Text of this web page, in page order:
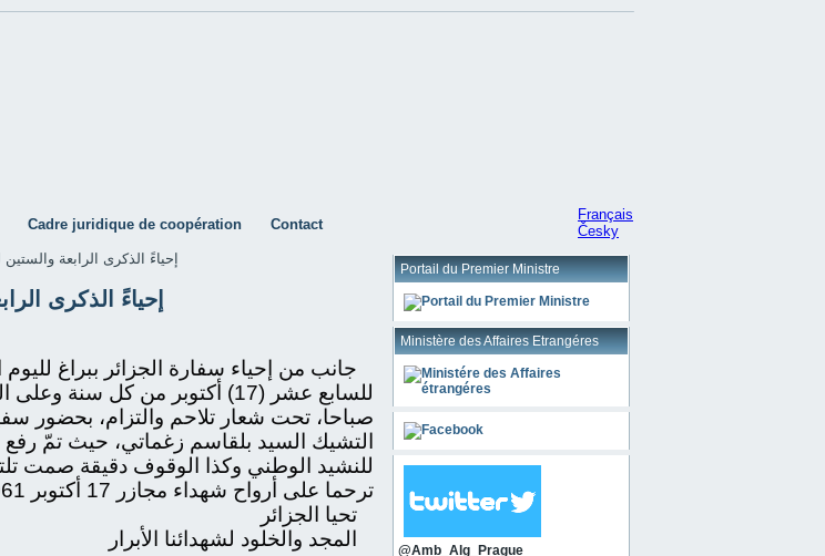
Français
Česky
Cadre juridique de coopération Contact
إحياءً الذكرى الرابعة
إحياءً الذكرى
جانب من إحياء سفارة الجزائر ببراغ
صباحا، تحت شعار تلاحم والتزام، بحضور
التشيك السيد بلقاسم زغماتي، حيث تمّ رفع
للنشيد الوطني وكذا الوقوف دقيقة صمت
ترحما على أرواح شهداء مجازر 17 أكتوبر 1961 بباريس.
تحيا الجزائر
المجد والخلود لشهدائنا الأبرار
Portail du Premier Ministre
Ministère des Affaires Etrangéres
@Amb_Alg_Prague